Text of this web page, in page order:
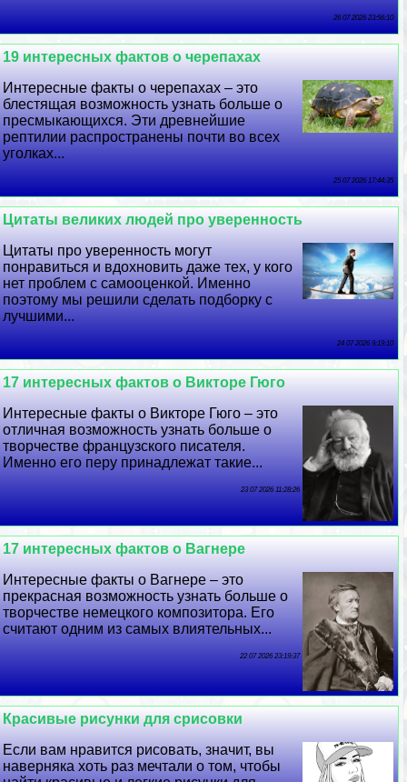
26 07 2026 23:56:10
19 интересных фактов о черепахах
Интересные факты о черепахах – это
блестящая возможность узнать больше о
пресмыкающихся. Эти древнейшие
рептилии распространены почти во всех
уголках...
25 07 2026 17:44:35
Цитаты великих людей про уверенность
Цитаты про уверенность могут
понравиться и вдохновить даже тех, у кого
нет проблем с самооценкой. Именно
поэтому мы решили сделать подборку с
лучшими...
24 07 2026 9:19:10
17 интересных фактов о Викторе Гюго
Интересные факты о Викторе Гюго – это
отличная возможность узнать больше о
творчестве французского писателя.
Именно его перу принадлежат такие...
23 07 2026 11:28:26
17 интересных фактов о Вагнере
Интересные факты о Вагнере – это
прекрасная возможность узнать больше о
творчестве немецкого композитора. Его
считают одним из самых влиятельных...
22 07 2026 23:19:37
Красивые рисунки для срисовки
Если вам нравится рисовать, значит, вы
наверняка хоть раз мечтали о том, чтобы